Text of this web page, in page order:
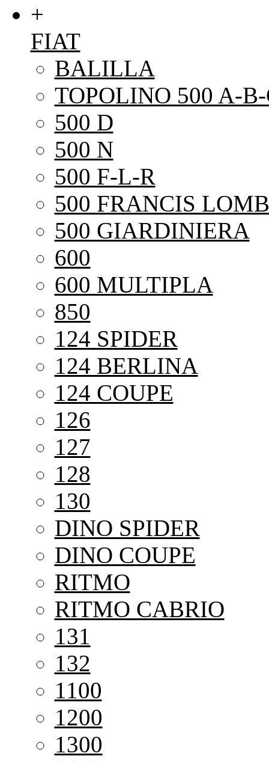
+
FIAT
BALILLA
TOPOLINO 500 A-
500 D
500 N
500 F-L-R
500 FRANCIS
500 GIARDINIERA
600
600 MULTIPLA
850
124 SPIDER
124 BERLINA
124 COUPE
126
127
128
130
DINO SPIDER
DINO COUPE
RITMO
RITMO CABRIO
131
132
1100
1200
1300